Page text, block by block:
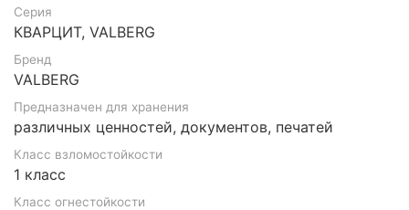
Серия
КВАРЦИТ, VALBERG
Бренд
VALBERG
Предназначен для хранения
различных ценностей, документов, печатей
Класс взломостойкости
1 класс
Класс огнестойкости